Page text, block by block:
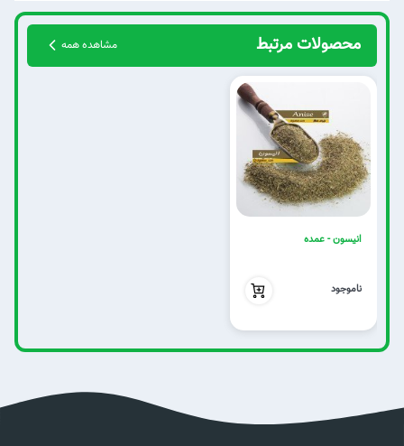
محصولات مرتبط مشاهده همه
انیسون - عمده
ناموجود